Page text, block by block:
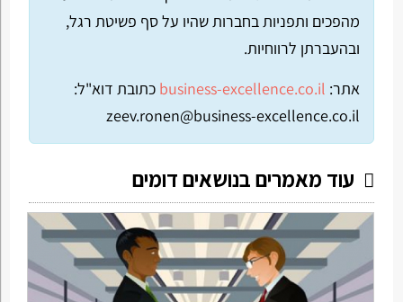
מהפכים ותפניות בחברות שהיו על סף פשיטת רגל,
ובהעברתן לרווחיות.
אתר: business-excellence.co.il כתובת דוא"ל:
zeev.ronen@business-excellence.co.il
עוד מאמרים בנושאים דומים